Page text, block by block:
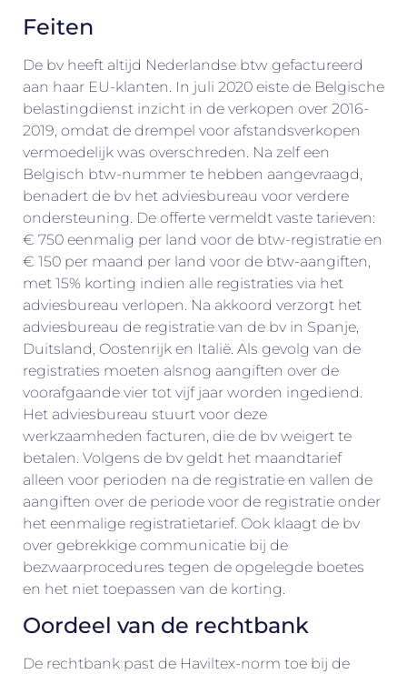
Feiten
De bv heeft altijd Nederlandse btw gefactureerd
aan haar EU-klanten. In juli 2020 eiste de Belgische
belastingdienst inzicht in de verkopen over 2016-
2019, omdat de drempel voor afstandsverkopen
vermoedelijk was overschreden. Na zelf een
Belgisch btw-nummer te hebben aangevraagd,
benadert de bv het adviesbureau voor verdere
ondersteuning. De offerte vermeldt vaste tarieven:
€ 750 eenmalig per land voor de btw-registratie en
€ 150 per maand per land voor de btw-aangiften,
met 15% korting indien alle registraties via het
adviesbureau verlopen. Na akkoord verzorgt het
adviesbureau de registratie van de bv in Spanje,
Duitsland, Oostenrijk en Italië. Als gevolg van de
registraties moeten alsnog aangiften over de
voorafgaande vier tot vijf jaar worden ingediend.
Het adviesbureau stuurt voor deze
werkzaamheden facturen, die de bv weigert te
betalen. Volgens de bv geldt het maandtarief
alleen voor perioden na de registratie en vallen de
aangiften over de periode voor de registratie onder
het eenmalige registratietarief. Ook klaagt de bv
over gebrekkige communicatie bij de
bezwaarprocedures tegen de opgelegde boetes
en het niet toepassen van de korting.
Oordeel van de rechtbank
De rechtbank past de Haviltex-norm toe bij de